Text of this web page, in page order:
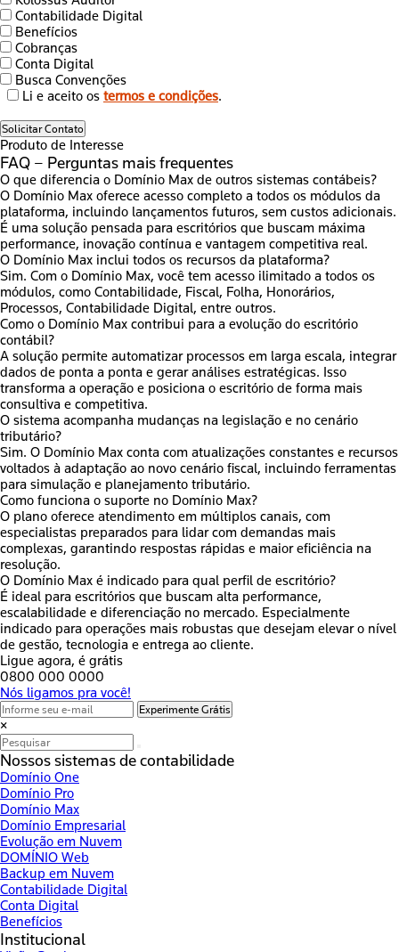
Contabilidade Digital
Benefícios
Cobranças
Conta Digital
Busca Convenções
Li e aceito os termos e condições.
Solicitar Contato
Produto de Interesse
FAQ – Perguntas mais frequentes
O que diferencia o Domínio Max de outros sistemas contábeis?
O Domínio Max oferece acesso completo a todos os módulos da
plataforma, incluindo lançamentos futuros, sem custos adicionais.
É uma solução pensada para escritórios que buscam máxima
performance, inovação contínua e vantagem competitiva real.
O Domínio Max inclui todos os recursos da plataforma?
Sim. Com o Domínio Max, você tem acesso ilimitado a todos os
módulos, como Contabilidade, Fiscal, Folha, Honorários,
Processos, Contabilidade Digital, entre outros.
Como o Domínio Max contribui para a evolução do escritório
contábil?
A solução permite automatizar processos em larga escala, integrar
dados de ponta a ponta e gerar análises estratégicas. Isso
transforma a operação e posiciona o escritório de forma mais
consultiva e competitiva.
O sistema acompanha mudanças na legislação e no cenário
tributário?
Sim. O Domínio Max conta com atualizações constantes e recursos
voltados à adaptação ao novo cenário fiscal, incluindo ferramentas
para simulação e planejamento tributário.
Como funciona o suporte no Domínio Max?
O plano oferece atendimento em múltiplos canais, com
especialistas preparados para lidar com demandas mais
complexas, garantindo respostas rápidas e maior eficiência na
resolução.
O Domínio Max é indicado para qual perfil de escritório?
É ideal para escritórios que buscam alta performance,
escalabilidade e diferenciação no mercado. Especialmente
indicado para operações mais robustas que desejam elevar o nível
de gestão, tecnologia e entrega ao cliente.
Ligue agora, é grátis
0800 000 0000
Nós ligamos pra você!
Experimente Grátis
×
Nossos sistemas de contabilidade
Domínio One
Domínio Pro
Domínio Max
Domínio Empresarial
Evolução em Nuvem
DOMÍNIO Web
Backup em Nuvem
Contabilidade Digital
Conta Digital
Benefícios
Institucional